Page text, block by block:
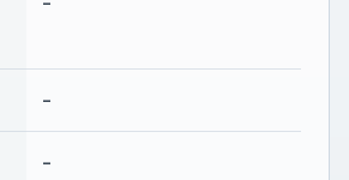
-
-